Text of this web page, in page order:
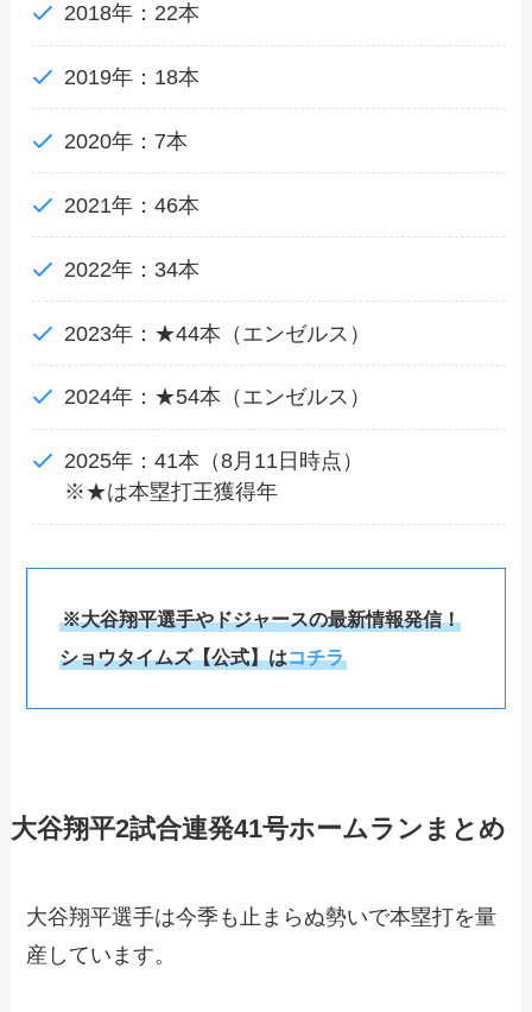
2018年：22本
2019年：18本
2020年：7本
2021年：46本
2022年：34本
2023年：★44本（エンゼルス）
2024年：★54本（エンゼルス）
2025年：41本（8月11日時点）
※★は本塁打王獲得年
※大谷翔平選手やドジャースの最新情報発信！
ショウタイムズ【公式】はコチラ
大谷翔平2試合連発41号ホームランまとめ
大谷翔平選手は今季も止まらぬ勢いで本塁打を量
産しています。